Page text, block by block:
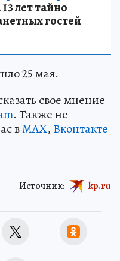
лет тайно
гостей
25 мая.
свое мнение
. Также не
вMAX, Вконтакте
Источник: kp.ru